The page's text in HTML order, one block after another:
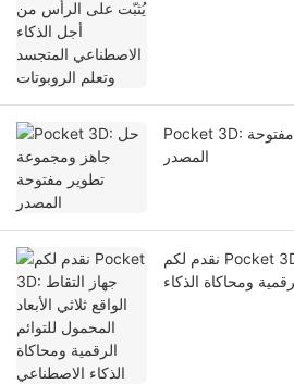
Pocket 3D: حل جاهز ومجموعة تطوير مفتوحة
المصدر
نقدم لكم Pocket 3D: جهاز التقاط الواقع ثلاثي
ومحاكاة الذكاء